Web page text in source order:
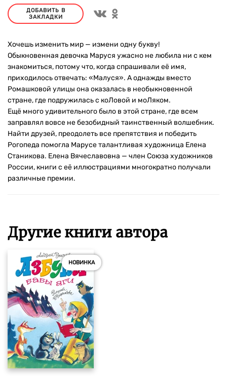
ДОБАВИТЬ В
ЗАКЛАДКИ
Хочешь изменить мир — измени одну букву!
Обыкновенная девочка Маруся ужасно не любила ни с кем
знакомиться, потому что, когда спрашивали её имя,
приходилось отвечать: «Малуся». А однажды вместо
Ромашковой улицы она оказалась в необыкновенной
стране, где подружилась с коЛовой и моЛяком.
Ещё много удивительного было в этой стране, где всем
заправлял вовсе не безобидный таинственный волшебник.
Найти друзей, преодолеть все препятствия и победить
Рогопеда помогла Марусе талантливая художница Елена
Станикова. Елена Вячеславовна — член Союза художников
России, книги с её иллюстрациями многократно получали
различные премии.
Другие книги автора
НОВИНКА